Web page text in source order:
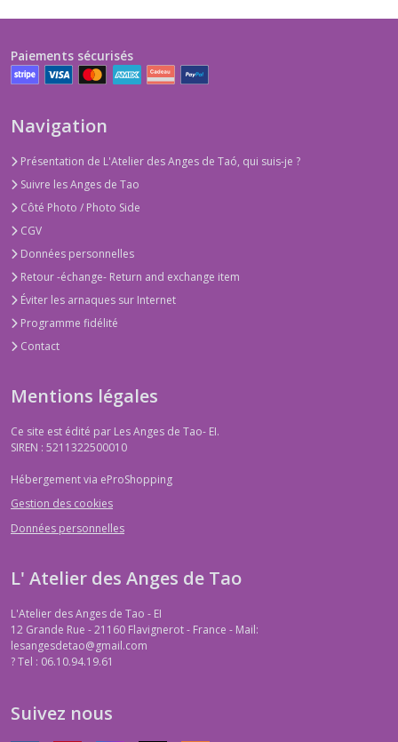
Paiements sécurisés
Navigation
Présentation de L'Atelier des Anges de Taó, qui suis-je ?
Suivre les Anges de Tao
Côté Photo / Photo Side
CGV
Données personnelles
Retour -échange- Return and exchange item
Éviter les arnaques sur Internet
Programme fidélité
Contact
Mentions légales
Ce site est édité par Les Anges de Tao- EI.
SIREN : 5211322500010
Hébergement via eProShopping
Gestion des cookies
Données personnelles
L' Atelier des Anges de Tao
L'Atelier des Anges de Tao - EI
12 Grande Rue - 21160 Flavignerot - France - Mail:
lesangesdetao@gmail.com
?Tel : 06.10.94.19.61
Suivez nous